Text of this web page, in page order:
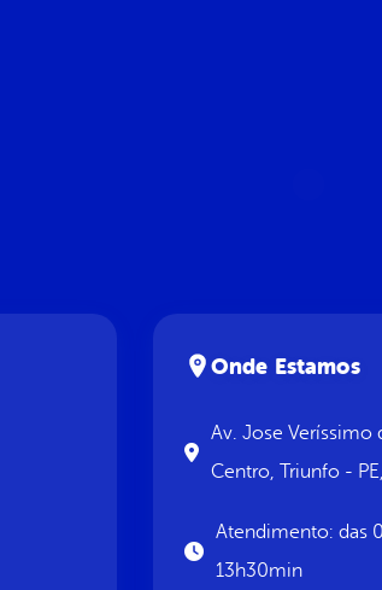
Onde Estamos
Av. Jose Veríssimo
Centro, Triunfo -
Atendimento: das
13h30min